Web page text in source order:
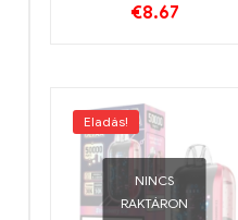
hosszú szolgálati
€8.67
Eladás!
NINCS
RAKTÁRON